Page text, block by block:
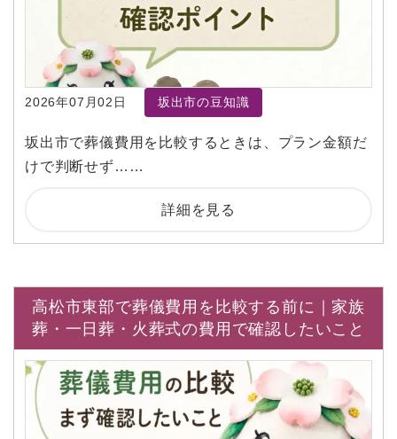
2026年07月02日 坂出市の豆知識
坂出市で葬儀費用を比較するときは、プラン金額だ
けで判断せず……
詳細を見る
高松市東部で葬儀費用を比較する前に｜家族
葬・一日葬・火葬式の費用で確認したいこと